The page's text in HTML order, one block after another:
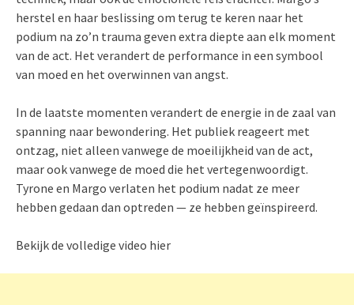
herstel en haar beslissing om terug te keren naar het
podium na zo’n trauma geven extra diepte aan elk moment
van de act. Het verandert de performance in een symbool
van moed en het overwinnen van angst.
In de laatste momenten verandert de energie in de zaal van
spanning naar bewondering. Het publiek reageert met
ontzag, niet alleen vanwege de moeilijkheid van de act,
maar ook vanwege de moed die het vertegenwoordigt.
Tyrone en Margo verlaten het podium nadat ze meer
hebben gedaan dan optreden — ze hebben geïnspireerd.
Bekijk de volledige video hier